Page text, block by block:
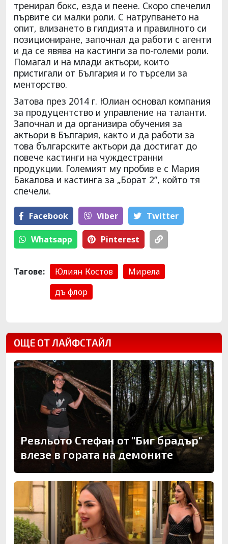
тренирал бокс, езда и пеене. Скоро спечелил
първите си малки роли. С натрупването на
опит, влизането в гилдията и правилното си
позициониране, започнал да работи с агенти
и да се явява на кастинги за по-големи роли.
Помагал и на млади актьори, които
пристигали от България и го търсели за
менторство.
Затова през 2014 г. Юлиан основал компания
за продуцентство и управление на таланти.
Започнал и да организира обучения за
актьори в България, както и да работи за
това българските актьори да достигат до
повече кастинги на чуждестранни
продукции. Големият му пробив е с Мария
Бакалова и кастинга за „Борат 2”, който тя
спечели.
Facebook Viber Тwitter
Whatsapp Pinterest
Тагове: Юлиян Костов
Мирела
дъ флор
ОЩЕ ОТ ЛАЙФСТАЙЛ
Ревльото Стефан от "Биг брадър"
влезе в гората на демоните